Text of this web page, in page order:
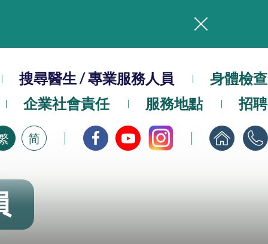
請即下載
搜尋醫生 / 專業服務人員
身體檢查
企業社會責任
服務地點 招聘
简